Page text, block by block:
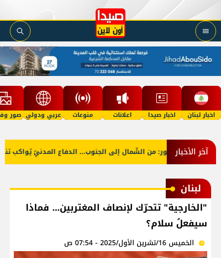
اخبار لبنان اخبار صيدا اعلانات منوعات عربي ودولي صور
آخر الأخبار
بالصّور: من الشّمال إلى الجنوب... الدفاع المدنيّ يُواكب
لبنان
"الخارجية" تتحرّك لإنصاف المغتربين... فماذا
سيفعلُ سلام؟
الخميس 16/تشرين الأول/2025 - 07:54 ص